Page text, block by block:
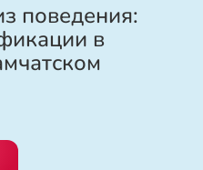
поведения:
в